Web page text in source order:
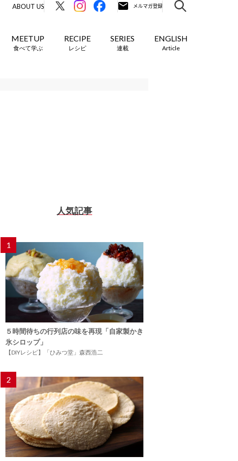
ABOUT US
MEETUP
食べて学ぶ
RECIPE
レシピ
SERIES
連載
ENGLISH
Article
人気記事
1
５時間待ちの行列店の味を再現「自家製かき
氷シロップ」
【DIYレシピ】「ひみつ堂」森西浩二
2